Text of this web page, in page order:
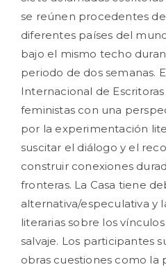
se reúnen procedentes
diferentes países del
bajo el mismo techo
periodo de dos semanas.
Internacional de
feministas con una
por la experimentación
suscitar el diálogo y el
construir conexiones
fronteras. La Casa tiene
alternativa/especulativa y
literarias sobre los
salvaje. Los participantes
obras cuestiones como la